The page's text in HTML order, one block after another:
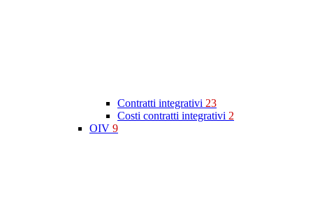
Contratti integrativi 23
Costi contratti integrativi 2
OIV 9